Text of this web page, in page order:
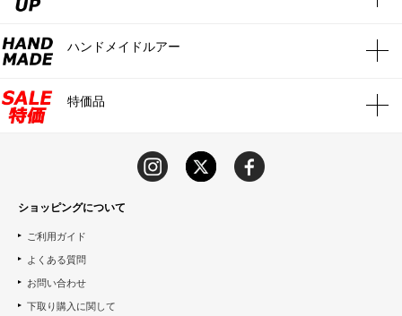
ハンドメイドルアー
特価品
ショッピングについて
ご利用ガイド
よくある質問
お問い合わせ
下取り購入に関して